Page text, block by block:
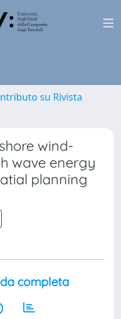
su Rivista
wind-
wave energy
planning
completa